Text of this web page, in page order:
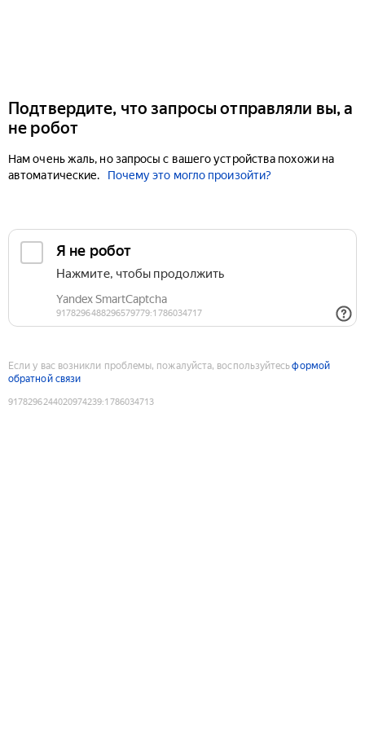
Подтвердите, что запросы отправляли вы, а
не робот
Нам очень жаль, но запросы с вашего устройства похожи на
автоматические.
Почему это могло произойти?
Если у вас возникли проблемы, пожалуйста, воспользуйтесьформой
обратной связи
9178296244020974239:1786034713